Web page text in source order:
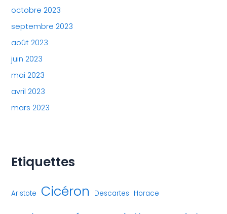
octobre 2023
septembre 2023
août 2023
juin 2023
mai 2023
avril 2023
mars 2023
Etiquettes
Aristote Cicéron Descartes Horace